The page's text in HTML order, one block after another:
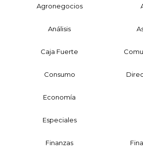
Agronegocios
Análisis
Caja Fuerte
Consumo
Economía
Especiales
Finanzas